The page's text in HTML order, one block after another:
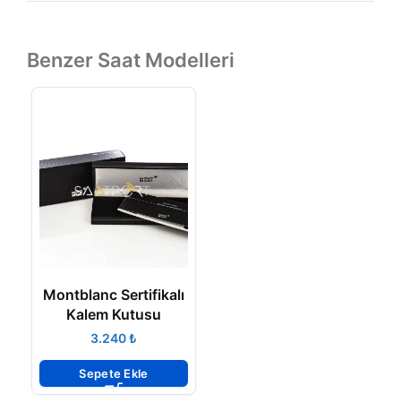
Benzer Saat Modelleri
Montblanc Sertifikalı
Kalem Kutusu
₺
Sepete Ekle